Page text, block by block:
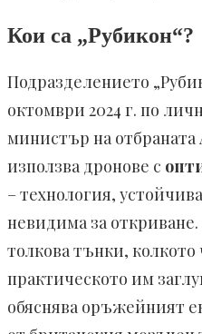
Кои са „Рубикон“?
Подразделението
октомври 2024 г. по
министър на отбраната
използва дронове с
– технология,
невидима за
толкова тънки,
практическото им
обяснява оръжейният